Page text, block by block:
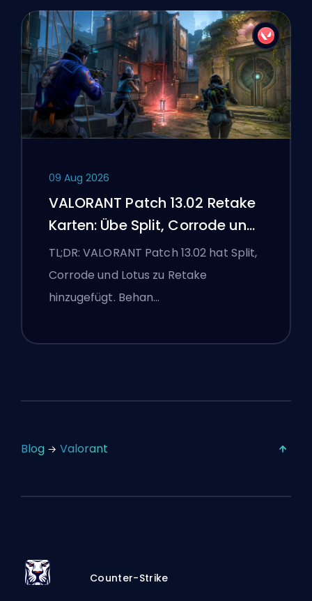
09 Aug 2026
VALORANT Patch 13.02 Retake
Karten: Übe Split, Corrode und
Lotus
TL;DR: VALORANT Patch 13.02 hat Split,
Corrode und Lotus zu Retake
hinzugefügt. Behan…
Blog Valorant
Counter-Strike